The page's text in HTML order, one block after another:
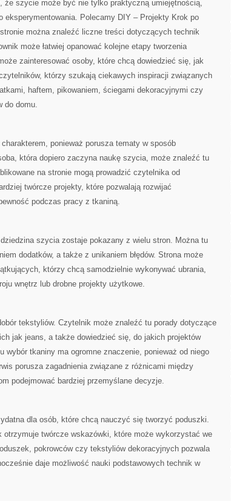
że szycie może być nie tylko praktyczną umiejętnością,
eksperymentowania. Polecamy DIY – Projekty Krok po
można znaleźć liczne treści dotyczących technik
może łatwiej opanować kolejne etapy tworzenia
zainteresować osoby, które chcą dowiedzieć się, jak
którzy szukają ciekawych inspiracji związanych
haftem, pikowaniem, ściegami dekoracyjnymi czy
do domu.
ponieważ porusza tematy w sposób
która dopiero zaczyna naukę szycia, może znaleźć tu
na stronie mogą prowadzić czytelnika od
twórcze projekty, które pozwalają rozwijać
podczas pracy z tkaniną.
szycia zostaje pokazany z wielu stron. Można tu
dodatków, a także z unikaniem błędów. Strona może
którzy chcą samodzielnie wykonywać ubrania,
wnętrz lub drobne projekty użytkowe.
tekstyliów. Czytelnik może znaleźć tu porady dotyczące
jak jeans, a także dowiedzieć się, do jakich projektów
wybór tkaniny ma ogromne znaczenie, ponieważ od niego
porusza zagadnienia związane z różnicami między
podejmować bardziej przemyślane decyzje.
dla osób, które chcą nauczyć się tworzyć poduszki.
otrzymuje twórcze wskazówki, które może wykorzystać we
pokrowców czy tekstyliów dekoracyjnych pozwala
daje możliwość nauki podstawowych technik w